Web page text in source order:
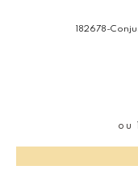
182678-
ou